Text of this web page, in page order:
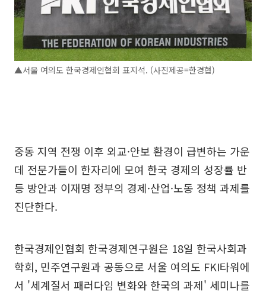
▲서울 여의도 한국경제인협회 표지석. (사진제공=한경협)
중동 지역 전쟁 이후 외교·안보 환경이 급변하는 가운
데 전문가들이 한자리에 모여 한국 경제의 성장률 반
등 방안과 이재명 정부의 경제·산업·노동 정책 과제를
진단한다.
한국경제인협회 한국경제연구원은 18일 한국사회과
학회, 민주연구원과 공동으로 서울 여의도 FKI타워에
서 '세계질서 패러다임 변화와 한국의 과제' 세미나를